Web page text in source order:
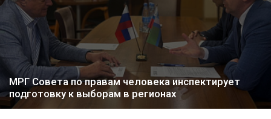
МРГ Совета по правам человека инспектирует
подготовку к выборам в регионах